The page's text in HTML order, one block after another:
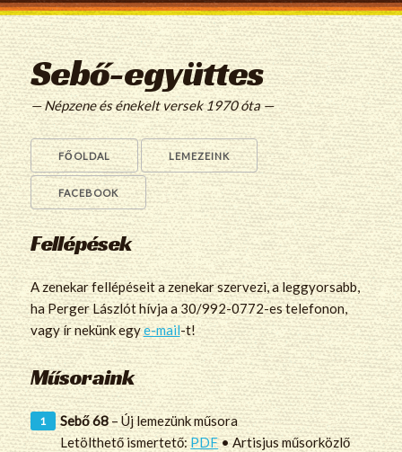
Sebő-együttes
— Népzene és énekelt versek 1970 óta —
FŐOLDAL LEMEZEINK
FACEBOOK
Fellépések
A zenekar fellépéseit a zenekar szervezi, a leggyorsabb,
ha Perger Lászlót hívja a 30/992-0772-es telefonon,
vagy ír nekünk egye-mail-t!
Műsoraink
Sebő 68 – Új lemezünk műsora
Letölthető ismertető: PDF• Artisjus műsorközlő